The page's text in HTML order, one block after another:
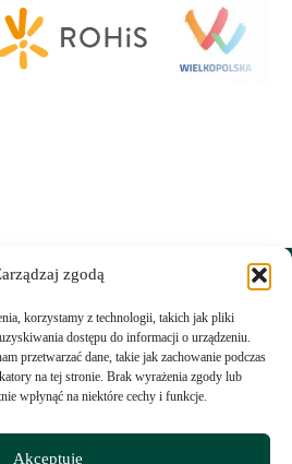
zgodą
korzystamy z technologii, takich jak pliki
dostępu do informacji o urządzeniu.
przetwarzać dane, takie jak zachowanie podczas
na tej stronie. Brak wyrażenia zgody lub
wpłynąć na niektóre cechy i funkcje.
Akceptuję
MISJI
nasza siła!
przekazania 1,5% dla